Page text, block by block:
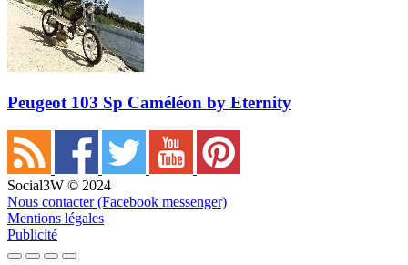
Peugeot 103 Sp Caméléon by Eternity
Social3W © 2024
Nous contacter (Facebook messenger)
Mentions légales
Publicité